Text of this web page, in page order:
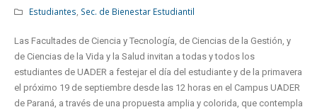
Estudiantes Sec. de Bienestar Estudiantil
Las Facultades de Ciencia y Tecnología, de Ciencias de la Gestión, y
de Ciencias de la Vida y la Salud invitan a todas y todos los
estudiantes de UADER a festejar el día del estudiante y de la primavera
el próximo 19 de septiembre desde las 12 horas en el Campus UADER
de Paraná, a través de una propuesta amplia y colorida, que contempla